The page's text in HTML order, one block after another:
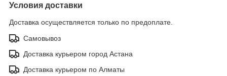
Условия доставки
Доставка осуществляется только по предоплате.
Самовывоз
Доставка курьером город Астана
Доставка курьером по Алматы